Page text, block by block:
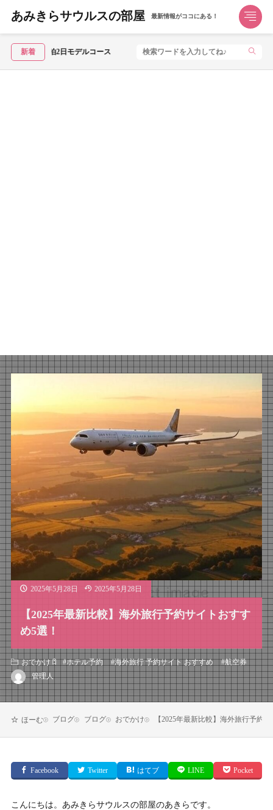
あみきらサウルスの部屋 最新情報がココにある！
新着 【2026年5月】JR東日本「トクだ値スペ
2025年5月28日 2025年5月28日
【2025年最新比較】海外旅行予約サイトおすす
め5選！
おでかけ #ホテル予約 #海外旅行 予約サイト おすすめ #航空券
管理人
ほーむ ブログ ブログ おでかけ 【2025年最新比較】海外旅行予約
Facebook Twitter はてブ LINE Pocket
こんにちは。あみきらサウルスの部屋のあきらです。